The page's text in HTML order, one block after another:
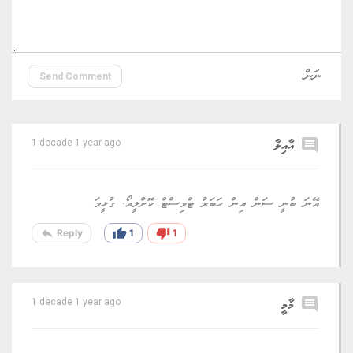
Send Comment
comment އާއިލާ 1 decade 1 year ago
އޭނަ ބުނީ ސަން އިން ހަބަރު ޓްވިސްޓް ކޮށްލީއޯ. ގުޅީމަ
reply Reply thumb_up 1 thumb_down 1
comment މާމީ 1 decade 1 year ago